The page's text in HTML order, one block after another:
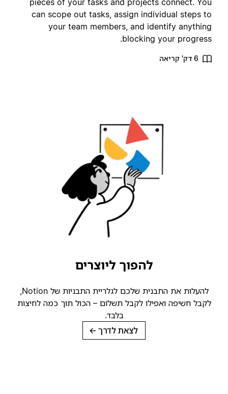
pieces of your tasks and projects connect.
can scope out tasks, assign individual steps
your team members, and identify
blocking your
6 דק' קריאה
להפוך ליוצרים
להעלות את התבנית שלכם לגלריית התבניות של Notion,
לקבל חשיפה ואפילו לקבל תשלום – הכול תוך כמה לחיצות
בלבד.
לצאת לדרך→